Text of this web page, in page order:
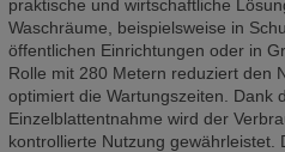
praktische und wirtschaftliche
Waschräume, beispielsweise in
öffentlichen Einrichtungen oder in
Rolle mit 280 Metern reduziert den
optimiert die Wartungszeiten. Dank
Einzelblattentnahme wird der
kontrollierte Nutzung gewährleistet.